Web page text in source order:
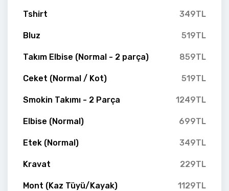
Tshirt 349TL
Bluz 519TL
Takım Elbise (Normal - 2 parça) 859TL
Ceket (Normal / Kot) 519TL
Smokin Takımı - 2 Parça 1249TL
Elbise (Normal) 699TL
Etek (Normal) 349TL
Kravat 229TL
Mont (Kaz Tüyü/Kayak) 1129TL